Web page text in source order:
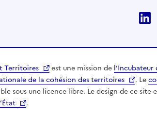
Territoires est une mission de
de la cohésion des territoires
. Le
sous une licence libre. Le design de ce site
.